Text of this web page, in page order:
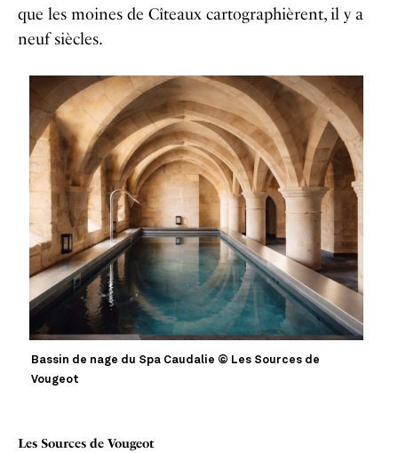
que les moines de Cîteaux cartographièrent, il y a
neuf siècles.
Bassin de nage du Spa Caudalie © Les Sources de
Vougeot
Les Sources de Vougeot